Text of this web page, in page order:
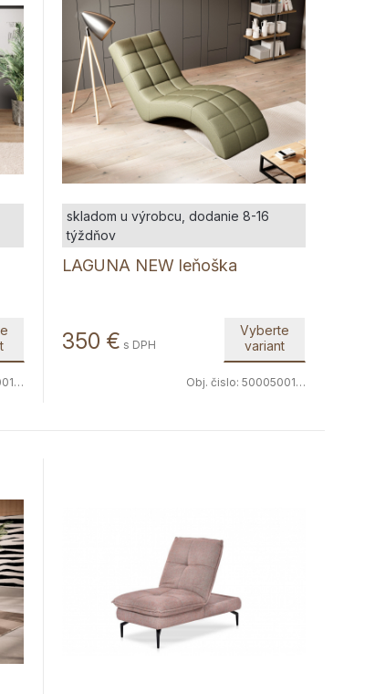
LAGUNA NEW leňoška
skladom u výrobcu, dodanie 8-16
týždňov
350 € s DPH
Vyberte
variant
Obj. čislo: 5000500112